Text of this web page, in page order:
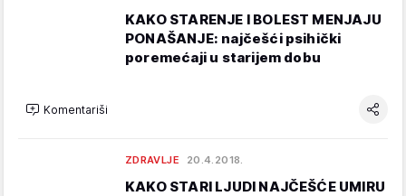
KAKO STARENJE I BOLEST MENJAJU
PONAŠANJE: najčešći psihički
poremećaji u starijem dobu
Komentariši
ZDRAVLJE 20.4.2018.
KAKO STARI LJUDI NAJČEŠĆE UMIRU